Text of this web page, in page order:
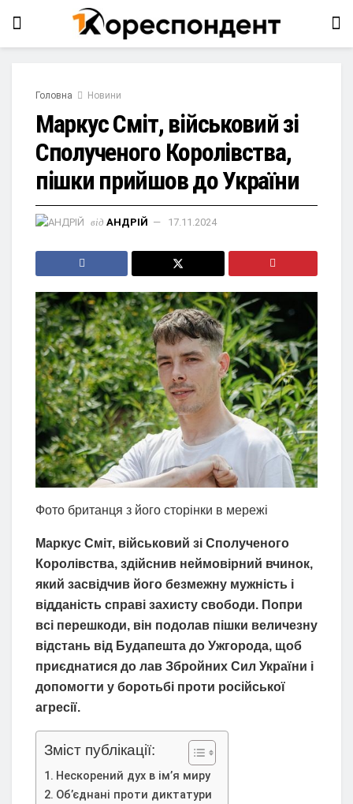
Головна Новини
Маркус Сміт, військовий зі
Сполученого Королівства,
пішки прийшов до України
від АНДРІЙ 17.11.2024
Фото британця з його сторінки в мережі
Маркус Сміт, військовий зі Сполученого
Королівства, здійснив неймовірний вчинок,
який засвідчив його безмежну мужність і
відданість справі захисту свободи. Попри
всі перешкоди, він подолав пішки величезну
відстань від Будапешта до Ужгорода, щоб
приєднатися до лав Збройних Сил України і
допомогти у боротьбі проти російської
агресії.
Зміст публікації:
Нескорений дух в ім’я миру
Об’єднані проти диктатури